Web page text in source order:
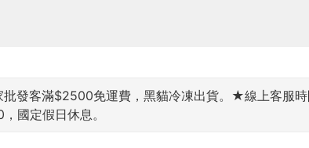
發客滿$2500免運費，黑貓冷凍出貨。★線上客服
國定假日休息。